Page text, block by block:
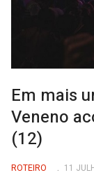
Em mais
Veneno
(12)
ROTEIRO 11